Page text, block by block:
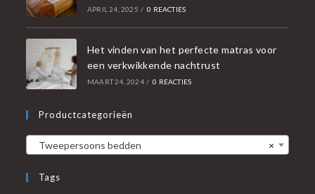
APRIL 24, 2025 / 0 REACTIES
Het vinden van het perfecte matras voor
een verkwikkende nachtrust
MAART 24, 2024 / 0 REACTIES
Productcategorieën
×
Tweepersoons bedden
Tags